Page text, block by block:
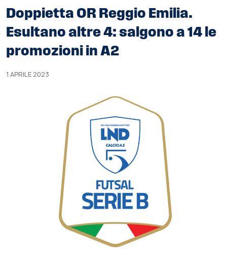
Doppietta OR Reggio Emilia.
Esultano altre 4: salgono a 14 le
promozioni in A2
1 APRILE 2023